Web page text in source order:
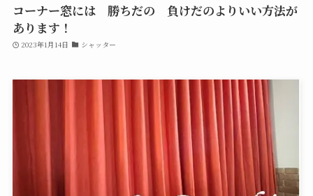
コーナー窓には 勝ちだの 負けだのよりいい方法が
あります！
2023年1月14日 シャッター